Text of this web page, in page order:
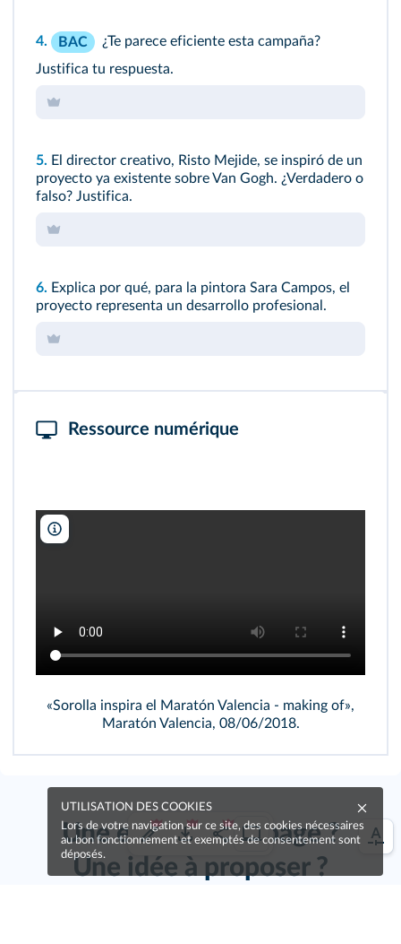
4. BAC
¿Te parece eficiente esta campaña?
Justifica tu respuesta.
5. El director creativo, Risto Mejide, se inspiró de un
proyecto ya existente sobre Van Gogh. ¿Verdadero o
falso? Justifica.
6. Explica por qué, para la pintora Sara Campos, el
proyecto representa un desarrollo profesional.
Ressource numérique
«Sorolla inspira el Maratón Valencia - making of»,
Maratón Valencia, 08/06/2018.
Une erreur sur la page ?
Une idée à proposer ?
UTILISATION DES COOKIES
Lors de votre navigation sur ce site, des cookies nécessaires
au bon fonctionnement et exemptés de consentement sont
déposés.